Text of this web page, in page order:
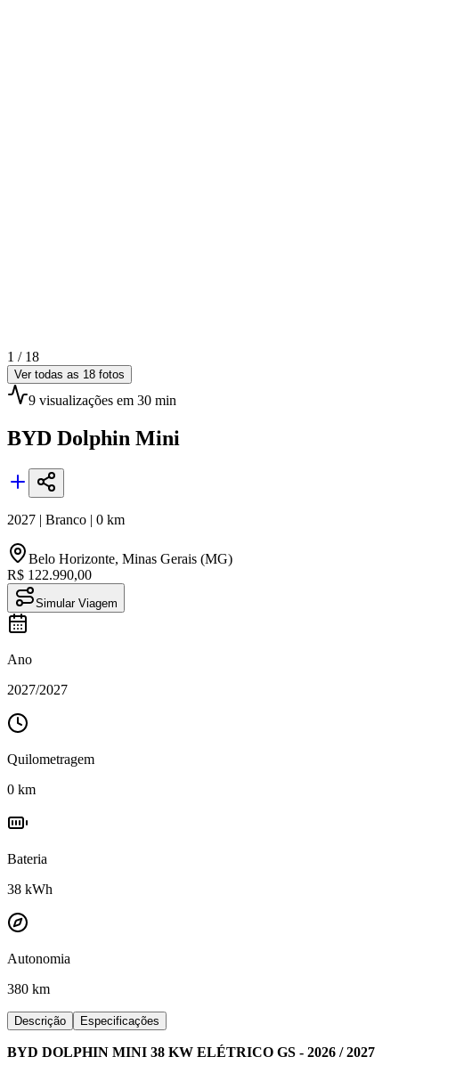
1 / 18
Ver todas as 18 fotos
9 visualizações em 30 min
BYD Dolphin Mini
2027 | Branco | 0 km
Belo Horizonte, Minas Gerais (MG)
R$ 122.990,00
Simular Viagem
Ano
2027/2027
Quilometragem
0 km
Bateria
38 kWh
Autonomia
380 km
Descrição Especificações
BYD DOLPHIN MINI 38 KW ELÉTRICO GS - 2026 / 2027